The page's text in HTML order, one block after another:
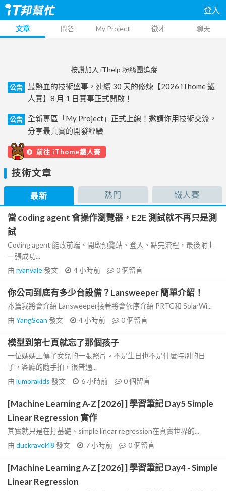
登入
文章 問答 My Project 徵才 聊天
按讚加入 iThelp 粉絲團追蹤
公告
最熱血的技術盛事，連續 30 天的修煉【2026 iThome 鐵
人賽】8 月 1 日賽事正式開啟！
公告
全新專區「My Project」正式上線！邀請你用技術交流，
分享最真實的開發經驗
前往 iThome鐵人賽
技術文章
最新 熱門 鐵人賽
當 coding agent 會操作瀏覽器，E2E 測試就不再只是測
試
Coding agent 能改前端、開啟預覽站、登入、點完流程，最後附上
一張成功...
由 ryanvale發文 4 小時前 0個留言
你公司到底有多少台設備？Lansweeper 簡單介紹！
本篇我將會介紹 Lansweeper接著將會依序介紹 PRTG和 SolarWi...
由 YangSean 發文 4 小時前 0個留言
模型到第七頁就忘了那個孩子
一位媽媽上傳了女兒的一張照片。不是生日也不是什麼特別的日
子，客廳的隨手拍，很普通...
由 lumorakids 發文 6 小時前 0個留言
[Machine Learning A-Z [2026] ] 學習筆記 Day5 Simple
Linear Regression 實作
其實就只是在打基礎、simple linear regression在真實世界的...
由 duckravel48 發文 7 小時前 0個留言
[Machine Learning A-Z [2026] ] 學習筆記 Day4 - Simple
Linear Regression